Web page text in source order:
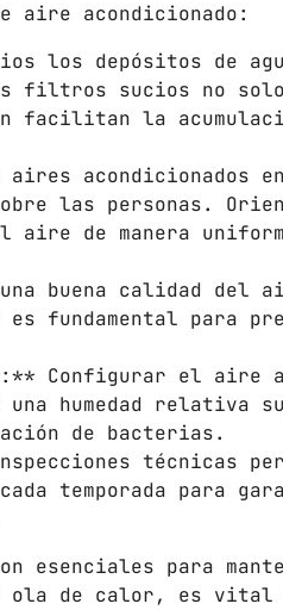
aire acondicionado:
los depósitos de
filtros sucios no solo
facilitan la
acondicionados
las personas.
de manera
una buena calidad del
es fundamental para
Configurar el aire
una humedad relativa
de bacterias.
técnicas
temporada para
esenciales para
ola de calor, es vital